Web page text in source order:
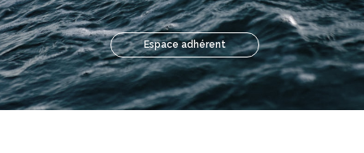
Espace adhérent